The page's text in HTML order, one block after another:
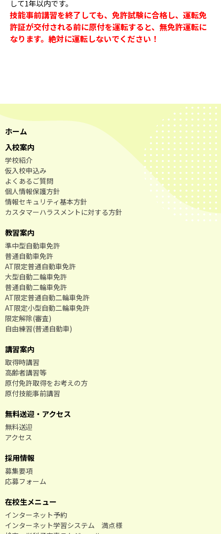
して1年以内です。
技能事前講習を終了しても、免許試験に合格し、運転免
許証が交付される前に原付を運転すると、無免許運転に
なります。絶対に運転しないでください！
ホーム
入校案内
学校紹介
仮入校申込み
よくあるご質問
個人情報保護方針
情報セキュリティ基本方針
カスタマーハラスメントに対する方針
教習案内
準中型自動車免許
普通自動車免許
AT限定普通自動車免許
大型自動二輪車免許
普通自動二輪車免許
AT限定普通自動二輪車免許
AT限定小型自動二輪車免許
限定解除(審査)
自由練習(普通自動車)
講習案内
取得時講習
高齢者講習等
原付免許取得をお考えの方
原付技能事前講習
無料送迎・アクセス
無料送迎
アクセス
採用情報
募集要項
応募フォーム
在校生メニュー
インターネット予約
インターネット学習システム 満点様